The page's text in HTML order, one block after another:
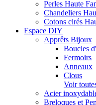
Perles Haute
Chandeliers
Cotons cirés
Espace DIY
Apprêts Bijoux
Boucles
Fermoirs
Anneaux
Clous
Voir
Acier
Breloques et